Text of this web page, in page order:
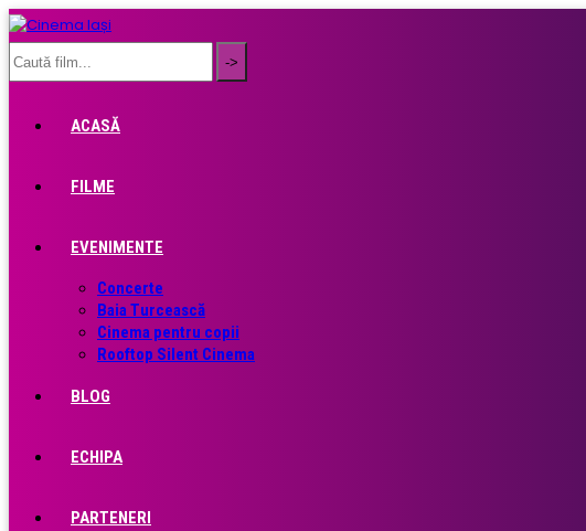
ACASĂ
FILME
EVENIMENTE
Concerte
Baia Turcească
Cinema pentru copii
Rooftop Silent Cinema
BLOG
ECHIPA
PARTENERI